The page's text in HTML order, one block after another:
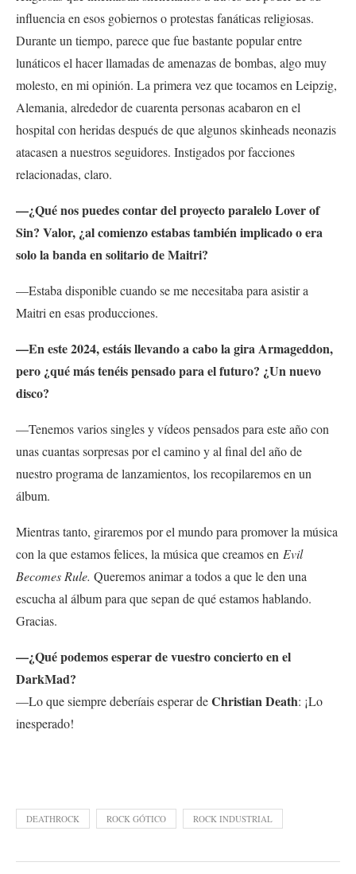
influencia en esos gobiernos o protestas fanáticas religiosas.
Durante un tiempo, parece que fue bastante popular entre
lunáticos el hacer llamadas de amenazas de bombas, algo muy
molesto, en mi opinión. La primera vez que tocamos en Leipzig,
Alemania, alrededor de cuarenta personas acabaron en el
hospital con heridas después de que algunos skinheads neonazis
atacasen a nuestros seguidores. Instigados por facciones
relacionadas, claro.
—¿Qué nos puedes contar del proyecto paralelo Lover of
Sin? Valor, ¿al comienzo estabas también implicado o era
solo la banda en solitario de Maitri?
—Estaba disponible cuando se me necesitaba para asistir a
Maitri en esas producciones.
—En este 2024, estáis llevando a cabo la gira Armageddon,
pero ¿qué más tenéis pensado para el futuro? ¿Un nuevo
disco?
—Tenemos varios singles y vídeos pensados para este año con
unas cuantas sorpresas por el camino y al final del año de
nuestro programa de lanzamientos, los recopilaremos en un
álbum.
Mientras tanto, giraremos por el mundo para promover la música
con la que estamos felices, la música que creamos en Evil
Becomes Rule. Queremos animar a todos a que le den una
escucha al álbum para que sepan de qué estamos hablando.
Gracias.
—¿Qué podemos esperar de vuestro concierto en el
DarkMad?
—Lo que siempre deberíais esperar deChristian Death: ¡Lo
inesperado!
DEATHROCK ROCK GÓTICO ROCK INDUSTRIAL